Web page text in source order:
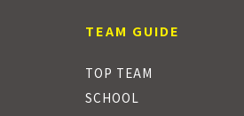
TEAM GUIDE
TOP TEAM
SCHOOL